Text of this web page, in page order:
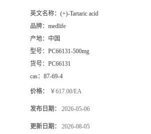
英文名称： (+)-Tartaric acid
品牌： medlife
产地： 中国
型号： PC66131-500mg
货号： PC66131
cas： 87-69-4
价格： ￥617.00/EA
发布日期： 2026-05-06
更新日期： 2026-08-05